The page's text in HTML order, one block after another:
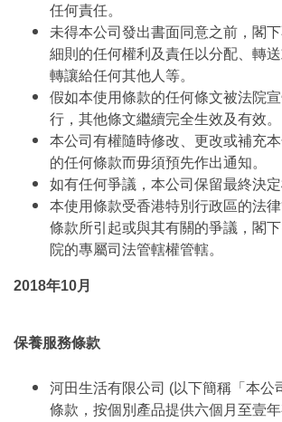
任何責任。
未得本公司發出書面同意之前，閣
細則的任何權利及責任以分配、轉
轉讓給任何其他人等。
假如本使用條款的任何條文被法院
行，其他條文繼續完全生效及有效。
本公司有權隨時修改、更改或補充
的任何條款而毋須預先作出通知。
如有任何爭議，本公司保留最終決定
本使用條款受香港特別行政區的法
條款所引起或與其有關的爭議，閣
院的專屬司法管轄權管轄。
2018年10月
保養服務條款
河田生活有限公司 (以下簡稱「本公
條款，按個別產品提供六個月至壹年